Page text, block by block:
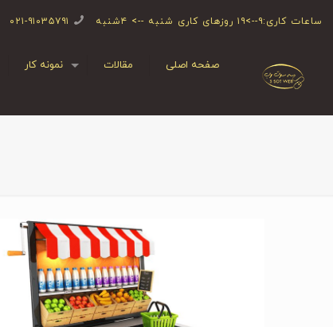
ساعات کاری:۹-->۱۹ روزهای کاری شنبه --> ۴شنبه ۰۲۱-۹۱۰۳۵۷۹۱
صفحه اصلی مقالات نمونه کار